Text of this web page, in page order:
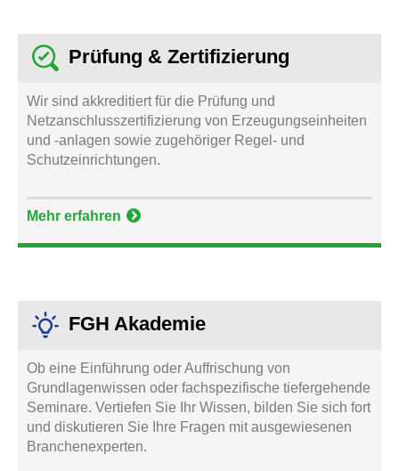
Prüfung & Zertifizierung
Wir sind akkreditiert für die Prüfung und
Netzanschlusszertifizierung von Erzeugungseinheiten
und -anlagen sowie zugehöriger Regel- und
Schutzeinrichtungen.
Mehr erfahren
FGH Akademie
Ob eine Einführung oder Auffrischung von
Grundlagenwissen oder fachspezifische tiefergehende
Seminare. Vertiefen Sie Ihr Wissen, bilden Sie sich fort
und diskutieren Sie Ihre Fragen mit ausgewiesenen
Branchenexperten.